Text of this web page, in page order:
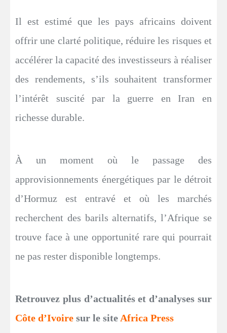
Il est estimé que les pays africains doivent
offrir une clarté politique, réduire les risques et
accélérer la capacité des investisseurs à réaliser
des rendements, s’ils souhaitent transformer
l’intérêt suscité par la guerre en Iran en
richesse durable.
À un moment où le passage des
approvisionnements énergétiques par le détroit
d’Hormuz est entravé et où les marchés
recherchent des barils alternatifs, l’Afrique se
trouve face à une opportunité rare qui pourrait
ne pas rester disponible longtemps.
Retrouvez plus d’actualités et d’analyses sur
Côte d’Ivoire sur le site Africa Press